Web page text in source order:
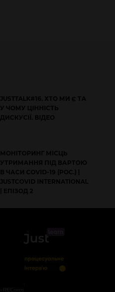
JUSTTALK#16. ХТО МИ Є ТА
У ЧОМУ ЦІННІСТЬ
ДИСКУСІЇ. ВІДЕО
МОНІТОРИНГ МІСЦЬ
УТРИМАННЯ ПІД ВАРТОЮ
В ЧАСИ COVID-19 (РОС.) |
JUSTCOVID INTERNATIONAL
| ЕПІЗОД 2